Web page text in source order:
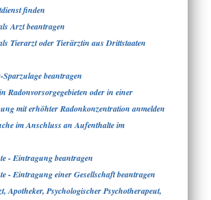
finden
Arzt beantragen
Tierarzt oder Tierärztin aus Drittstaaten
beantragen
Radonvorsorgegebieten oder in einer
mit erhöhter Radonkonzentration anmelden
im Anschluss an Aufenthalte im
- Eintragung beantragen
- Eintragung einer Gesellschaft beantragen
Apotheker, Psychologischer Psychotherapeut,